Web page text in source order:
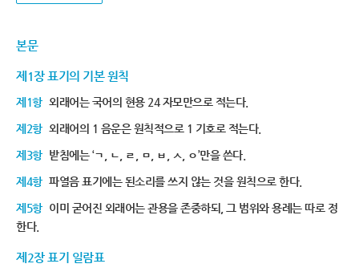
본문
제1장 표기의 기본 원칙
제1항 외래어는 국어의 현용 24 자모만으로 적는다.
제2항 외래어의 1 음운은 원칙적으로 1 기호로 적는다.
제3항 받침에는 ‘ㄱ, ㄴ, ㄹ, ㅁ, ㅂ, ㅅ, ㅇ’만을 쓴다.
제4항 파열음 표기에는 된소리를 쓰지 않는 것을 원칙으로 한다.
제5항 이미 굳어진 외래어는 관용을 존중하되, 그 범위와 용례는 따로 정
한다.
제2장 표기 일람표